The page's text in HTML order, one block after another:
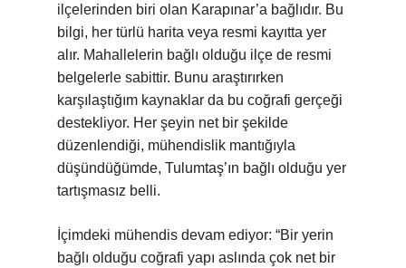
ilçelerinden biri olan Karapınar’a bağlıdır. Bu
bilgi, her türlü harita veya resmi kayıtta yer
alır. Mahallelerin bağlı olduğu ilçe de resmi
belgelerle sabittir. Bunu araştırırken
karşılaştığım kaynaklar da bu coğrafi gerçeği
destekliyor. Her şeyin net bir şekilde
düzenlendiği, mühendislik mantığıyla
düşündüğümde, Tulumtaş’ın bağlı olduğu yer
tartışmasız belli.
İçimdeki mühendis devam ediyor: “Bir yerin
bağlı olduğu coğrafi yapı aslında çok net bir